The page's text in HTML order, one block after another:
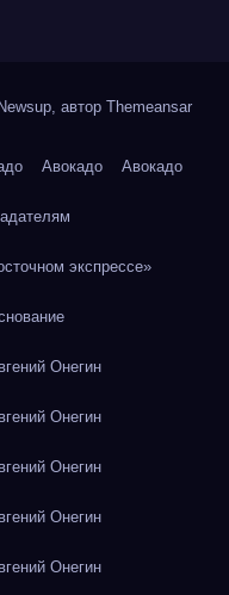
автор Themeansar
Авокадо Авокадо
экспрессе»
Онегин
Онегин
Онегин
Онегин
Онегин